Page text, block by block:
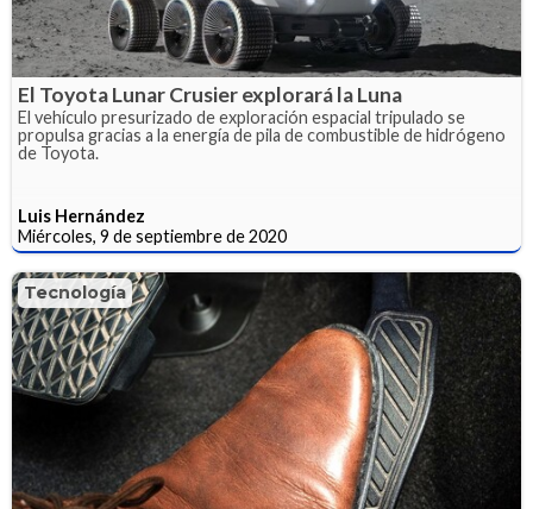
El Toyota Lunar Crusier explorará la Luna
El vehículo presurizado de exploración espacial tripulado se
propulsa gracias a la energía de pila de combustible de hidrógeno
de Toyota.
Luis Hernández
Miércoles, 9 de septiembre de 2020
Tecnología